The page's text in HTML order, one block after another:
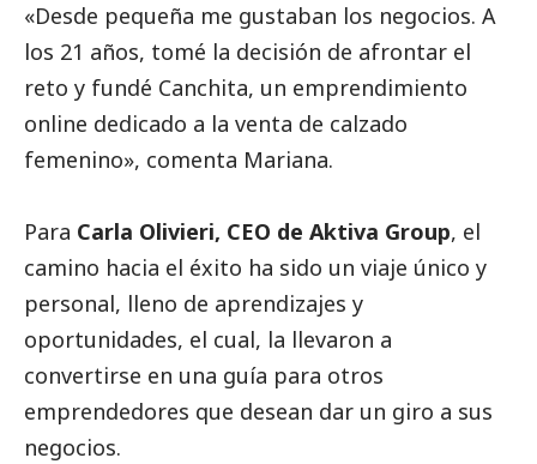
«Desde pequeña me gustaban los negocios. A
los 21 años, tomé la decisión de afrontar el
reto y fundé Canchita, un emprendimiento
online dedicado a la venta de calzado
femenino», comenta Mariana.
Para Carla Olivieri, CEO de Aktiva Group, el
camino hacia el éxito ha sido un viaje único y
personal, lleno de aprendizajes y
oportunidades, el cual, la llevaron a
convertirse en una guía para otros
emprendedores que desean dar un giro a sus
negocios.